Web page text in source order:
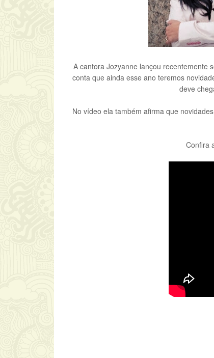
A cantora Jozyanne lançou recentemente
conta que ainda esse ano teremos
deve
No vídeo ela também afirma que
Confira